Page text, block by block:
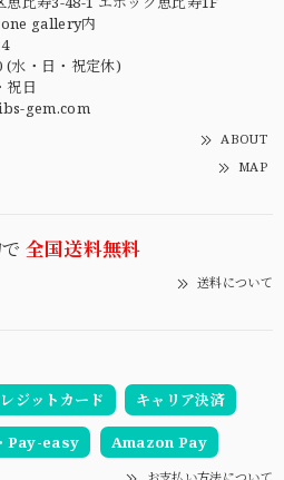
gallery内
(水・日・祝定休)
祝日
gem.com
ABOUT
MAP
全国送料無料
送料について
ジットカード キャリア決済
Pay-easy Amazon Pay